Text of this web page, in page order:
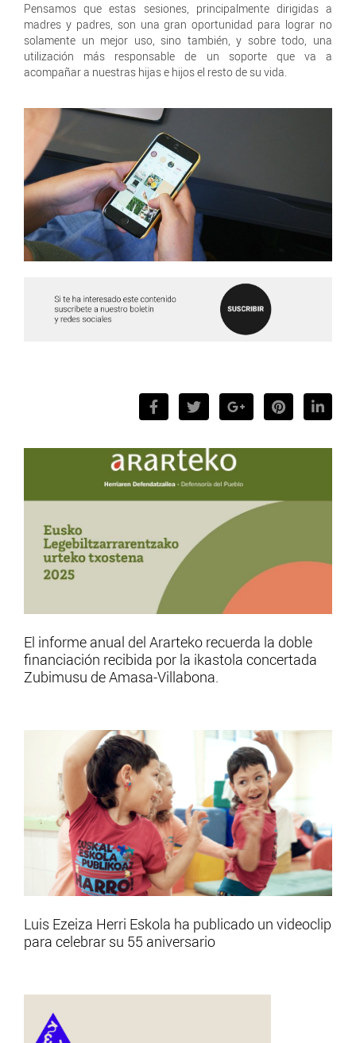
Pensamos que estas sesiones, principalmente dirigidas a
madres y padres, son una gran oportunidad para lograr no
solamente un mejor uso, sino también, y sobre todo, una
utilización más responsable de un soporte que va a
acompañar a nuestras hijas e hijos el resto de su vida.
El informe anual del Ararteko recuerda la doble
financiación recibida por la ikastola concertada
Zubimusu de Amasa-Villabona.
Luis Ezeiza Herri Eskola ha publicado un videoclip
para celebrar su 55 aniversario